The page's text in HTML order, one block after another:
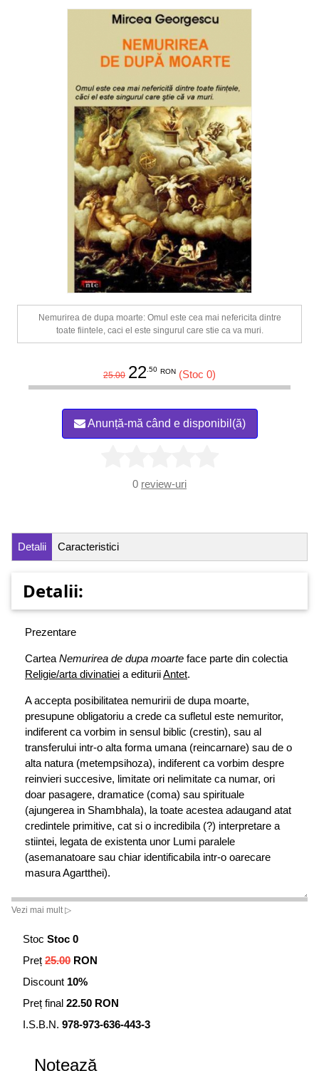
Nemurirea de dupa moarte: Omul este cea mai nefericita dintre
toate fiintele, caci el este singurul care stie ca va muri.
25.00 22.50 RON (Stoc 0)
Anunță-mă când e disponibil(ă)
0 review-uri
Detalii Caracteristici
Detalii:
Prezentare
Cartea Nemurirea de dupa moarte face parte din colectia
Religie/arta divinatiei a edituriiAntet.
A accepta posibilitatea nemuririi de dupa moarte,
presupune obligatoriu a crede ca sufletul este nemuritor,
indiferent ca vorbim in sensul biblic (crestin), sau al
transferului intr-o alta forma umana (reincarnare) sau de o
alta natura (metempsihoza), indiferent ca vorbim despre
reinvieri succesive, limitate ori nelimitate ca numar, ori
doar pasagere, dramatice (coma) sau spirituale
(ajungerea in Shambhala), la toate acestea adaugand atat
credintele primitive, cat si o incredibila (?) interpretare a
stiintei, legata de existenta unor Lumi paralele
(asemanatoare sau chiar identificabila intr-o oarecare
masura Agartthei).
Vezi mai mult ▷
Stoc Stoc 0
Preț 25.00 RON
Discount 10%
Preț final 22.50 RON
I.S.B.N. 978-973-636-443-3
Notează